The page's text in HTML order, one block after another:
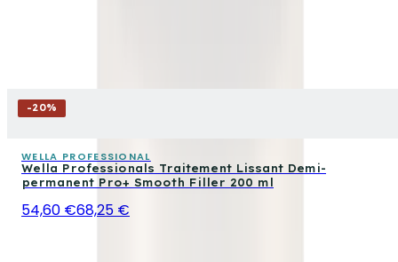
-20%
WELLA PROFESSIONAL
Wella Professionals Traitement Lissant Demi-
permanent Pro+ Smooth Filler 200 ml
54,60 €68,25 €